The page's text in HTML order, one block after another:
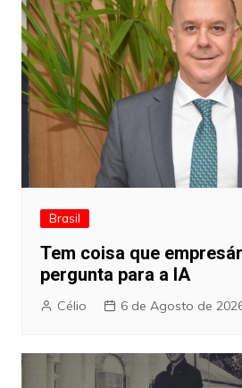
Brasil
Tem coisa que
pergunta para a IA
Célio 6 de Agosto de